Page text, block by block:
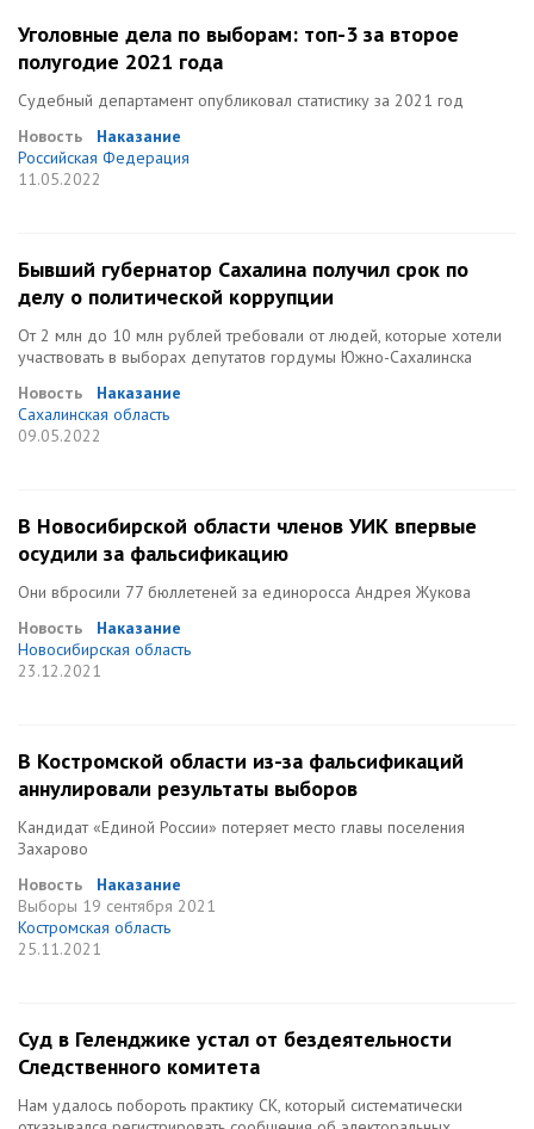
Уголовные дела по выборам: топ-3 за второе
полугодие 2021 года
Судебный департамент опубликовал статистику за 2021 год
Новость
Наказание
Российская Федерация
11.05.2022
Бывший губернатор Сахалина получил срок по
делу о политической коррупции
От 2 млн до 10 млн рублей требовали от людей, которые хотели
участвовать в выборах депутатов гордумы Южно-Сахалинска
Новость
Наказание
Сахалинская область
09.05.2022
В Новосибирской области членов УИК впервые
осудили за фальсификацию
Они вбросили 77 бюллетеней за единоросса Андрея Жукова
Новость
Наказание
Новосибирская область
23.12.2021
В Костромской области из-за фальсификаций
аннулировали результаты выборов
Кандидат «Единой России» потеряет место главы поселения
Захарово
Новость
Наказание
Выборы 19 сентября 2021
Костромская область
25.11.2021
Суд в Геленджике устал от бездеятельности
Следственного комитета
Нам удалось побороть практику СК, который систематически